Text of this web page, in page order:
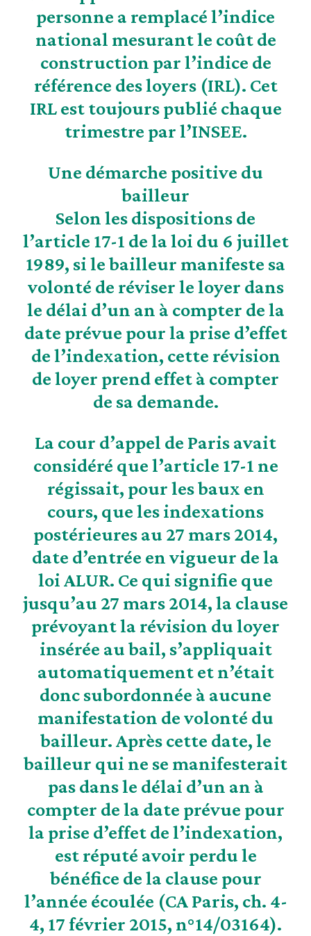
personne a remplacé l’indice
national mesurant le coût de
construction par l’indice de
référence des loyers (IRL). Cet
IRL est toujours publié chaque
trimestre par l’INSEE.
Une démarche positive du
bailleur
Selon les dispositions de
l’article 17-1 de la loi du 6 juillet
1989, si le bailleur manifeste sa
volonté de réviser le loyer dans
le délai d’un an à compter de la
date prévue pour la prise d’effet
de l’indexation, cette révision
de loyer prend effet à compter
de sa demande.
La cour d’appel de Paris avait
considéré que l’article 17-1 ne
régissait, pour les baux en
cours, que les indexations
postérieures au 27 mars 2014,
date d’entrée en vigueur de la
loi ALUR. Ce qui signifie que
jusqu’au 27 mars 2014, la clause
prévoyant la révision du loyer
insérée au bail, s’appliquait
automatiquement et n’était
donc subordonnée à aucune
manifestation de volonté du
bailleur. Après cette date, le
bailleur qui ne se manifesterait
pas dans le délai d’un an à
compter de la date prévue pour
la prise d’effet de l’indexation,
est réputé avoir perdu le
bénéfice de la clause pour
l’année écoulée (CA Paris, ch. 4-
4, 17 février 2015, n°14/03164).